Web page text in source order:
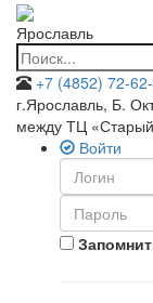
Ярославль
+7 (4852) 72-
г.Ярославль, Б.
между ТЦ
Войти